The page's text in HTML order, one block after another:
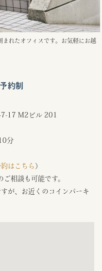
まれたオフィスです。お気軽にお越
約制
17 M2ビル 201
分
約はこちら ）
相談も可能です。
が、お近くのコインパーキ